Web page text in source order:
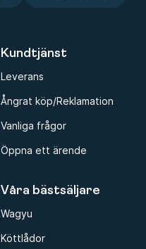
Kundtjänst
Leverans
Ångrat köp/Reklamation
Vanliga frågor
Öppna ett ärende
Våra bästsäljare
Wagyu
Köttlådor